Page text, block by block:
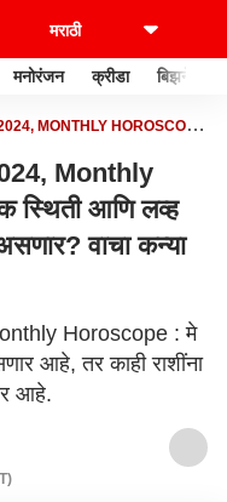
मनोरंजन क्रीडा बिझनेस
MONTHLY HOROSCOPE
Monthly
स्थिती आणि लव्ह
वाचा कन्या
Horoscope : मे
आहे, तर काही राशींना
आहे.